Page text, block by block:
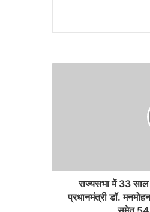
राज्यसभा में 33 साल
प्रधानमंत्री डॉ.